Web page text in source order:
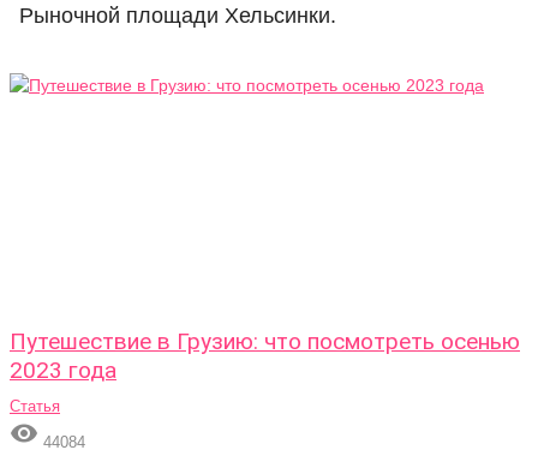
Рыночной площади Хельсинки.
Путешествие в Грузию: что посмотреть осенью
2023 года
Статья
 44084